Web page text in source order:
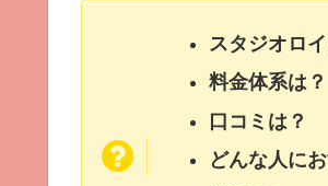
スタジオロ
料金体系は？
口コミは？
どんな人に